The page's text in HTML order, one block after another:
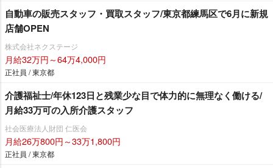
自動車の販売スタッフ・買取スタッフ/東京都練馬区で6月に新規
店舗OPEN
株式会社ネクステージ
月給32万円～64万4,000円
正社員 / 東京都
介護福祉士/年休123日と残業少な目で体力的に無理なく働ける/
月給33万可の入所介護スタッフ
社会医療法人財団 仁医会
月給26万800円～33万1,800円
正社員 / 東京都